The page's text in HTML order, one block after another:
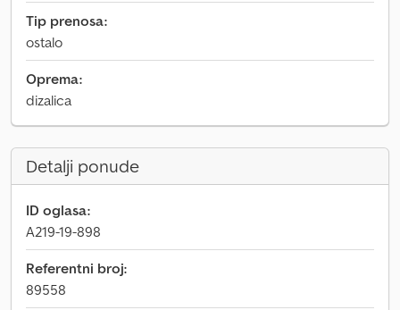
Tip prenosa:
ostalo
Oprema:
dizalica
Detalji ponude
ID oglasa:
A219-19-898
Referentni broj:
89558